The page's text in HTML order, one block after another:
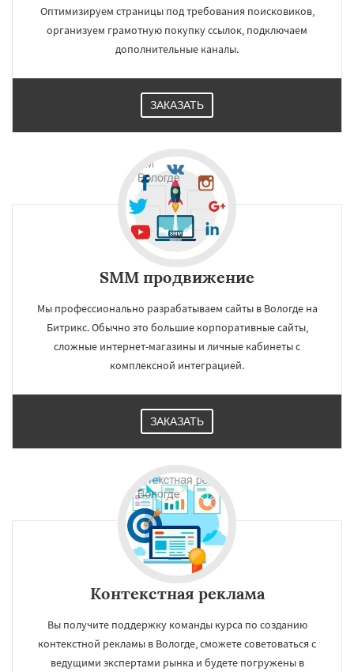
Оптимизируем страницы под требования поисковиков,
организуем грамотную покупку ссылок, подключаем
дополнительные каналы.
ЗАКАЗАТЬ
SMM продвижение
Мы профессионально разрабатываем сайты в Вологде на
Битрикс. Обычно это большие корпоративные сайты,
сложные интернет-магазины и личные кабинеты с
комплексной интеграцией.
ЗАКАЗАТЬ
Контекстная реклама
Вы получите поддержку команды курса по созданию
контекстной рекламы в Вологде, сможете советоваться с
ведущими экспертами рынка и будете погружены в